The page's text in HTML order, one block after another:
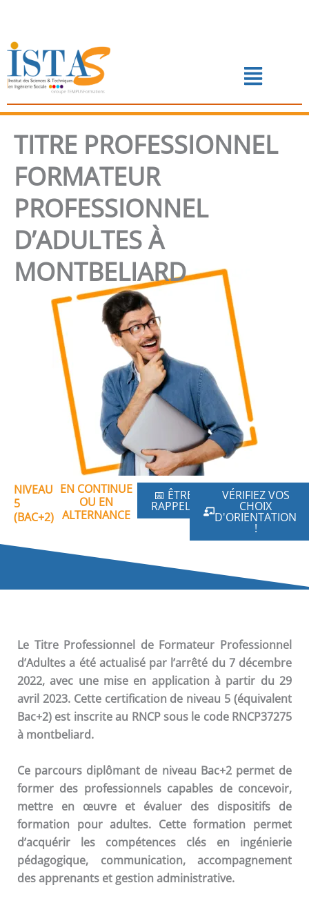
contenu
Menu
📅 PRENDRE RENDEZ-VOUS
TITRE PROFESSIONNEL
FORMATEUR
PROFESSIONNEL
D’ADULTES À
MONTBELIARD
NIVEAU
5
(BAC+2)
EN CONTINUE
OU EN
ALTERNANCE
📅 ÊTRE
RAPPELÉ
VÉRIFIEZ VOS
CHOIX
D'ORIENTATION
!
Le Titre Professionnel de Formateur Professionnel
d’Adultes a été actualisé par l’arrêté du 7 décembre
2022, avec une mise en application à partir du 29
avril 2023. Cette certification de niveau 5 (équivalent
Bac+2) est inscrite au RNCP sous le code RNCP37275
à montbeliard.
Ce parcours diplômant de niveau Bac+2 permet de
former des professionnels capables de concevoir,
mettre en œuvre et évaluer des dispositifs de
formation pour adultes. Cette formation permet
d’acquérir les compétences clés en ingénierie
pédagogique, communication, accompagnement
des apprenants et gestion administrative.